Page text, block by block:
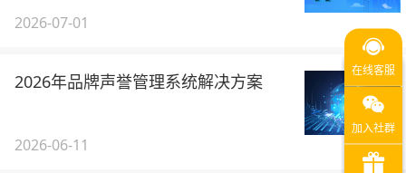
2026-07-01
2026年品牌声誉管理系统解决方案
2026-06-11